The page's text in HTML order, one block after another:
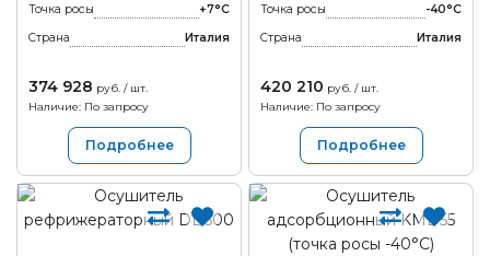
Точка росы
+7°С
Страна
Италия
374 928 руб. / шт.
Наличие: По запросу
Подробнее
Точка росы
-40°С
Страна
Италия
420 210 руб. / шт.
Наличие: По запросу
Подробнее